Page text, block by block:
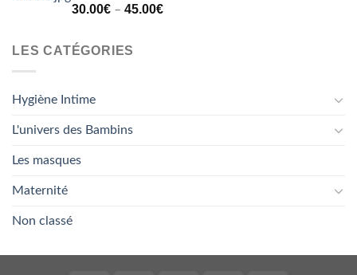
Note5.00
30.00€ – 45.00€
LES CATÉGORIES
Hygiène Intime
L'univers des Bambins
Les masques
Maternité
Non classé